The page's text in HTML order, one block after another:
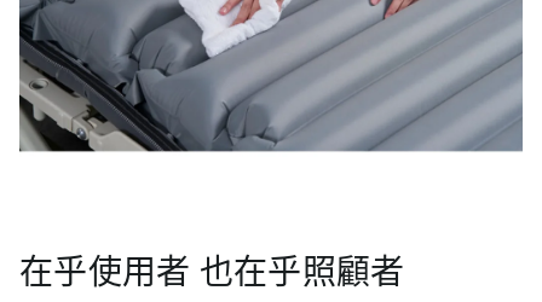
在乎使用者 也在乎照顧者